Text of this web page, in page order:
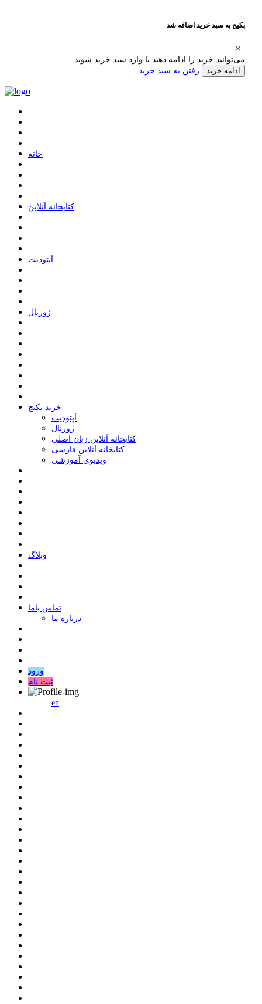
پکیج به سبد خرید اضافه شد
می‌توانید خرید را ادامه دهید یا وارد سبد خرید شوید.
ادامه خرید رفتن به سبد خرید
ﺧﺎﻧﻪ
ﮐﺘﺎﺑﺨﺎﻧﻪ ﺁﻧﻼﯾﻦ
ﺁﭘﺘﻮﺩﯾﺖ
ﮊﻭﺭﻧﺎﻝ
خرید پکیج
ﺁﭘﺘﻮﺩﯾﺖ
ﮊﻭﺭﻧﺎﻝ
کتابخانه آنلاین زبان اصلی
کتابخانه آنلاین فارسی
ویدیوی آموزشی
وبلاگ
ﺗﻤﺎﺱ ﺑﺎﻣﺎ
درباره ما
ورود
ثبت نام
en